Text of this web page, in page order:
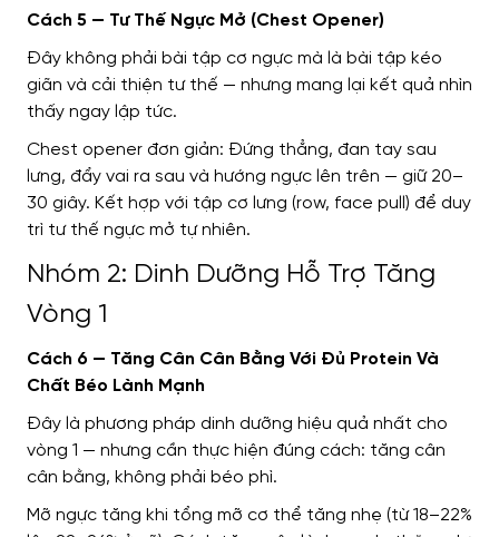
Cách 5 — Tư Thế Ngực Mở (Chest Opener)
Đây không phải bài tập cơ ngực mà là bài tập kéo
giãn và cải thiện tư thế — nhưng mang lại kết quả nhìn
thấy ngay lập tức.
Chest opener đơn giản: Đứng thẳng, đan tay sau
lưng, đẩy vai ra sau và hướng ngực lên trên — giữ 20–
30 giây. Kết hợp với tập cơ lưng (row, face pull) để duy
trì tư thế ngực mở tự nhiên.
Nhóm 2: Dinh Dưỡng Hỗ Trợ Tăng
Vòng 1
Cách 6 — Tăng Cân Cân Bằng Với Đủ Protein Và
Chất Béo Lành Mạnh
Đây là phương pháp dinh dưỡng hiệu quả nhất cho
vòng 1 — nhưng cần thực hiện đúng cách: tăng cân
cân bằng, không phải béo phì.
Mỡ ngực tăng khi tổng mỡ cơ thể tăng nhẹ (từ 18–22%